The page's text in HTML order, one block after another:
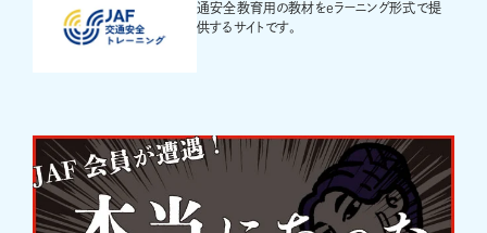
通安全教育用の教材をeラーニング形式で提
供するサイトです。